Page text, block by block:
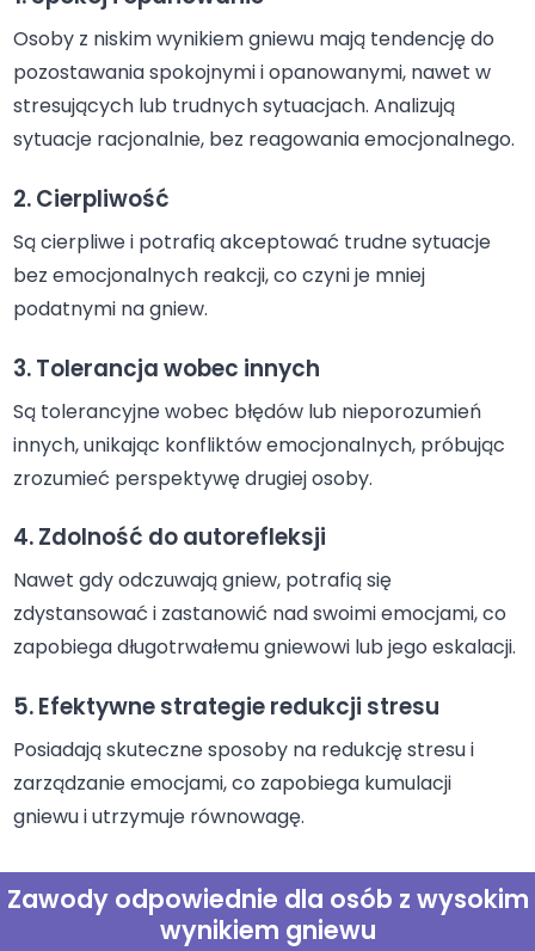
Osoby z niskim wynikiem gniewu mają tendencję do
pozostawania spokojnymi i opanowanymi, nawet w
stresujących lub trudnych sytuacjach. Analizują
sytuacje racjonalnie, bez reagowania emocjonalnego.
2. Cierpliwość
Są cierpliwe i potrafią akceptować trudne sytuacje
bez emocjonalnych reakcji, co czyni je mniej
podatnymi na gniew.
3. Tolerancja wobec innych
Są tolerancyjne wobec błędów lub nieporozumień
innych, unikając konfliktów emocjonalnych, próbując
zrozumieć perspektywę drugiej osoby.
4. Zdolność do autorefleksji
Nawet gdy odczuwają gniew, potrafią się
zdystansować i zastanowić nad swoimi emocjami, co
zapobiega długotrwałemu gniewowi lub jego eskalacji.
5. Efektywne strategie redukcji stresu
Posiadają skuteczne sposoby na redukcję stresu i
zarządzanie emocjami, co zapobiega kumulacji
gniewu i utrzymuje równowagę.
Zawody odpowiednie dla osób z wysokim
wynikiem gniewu